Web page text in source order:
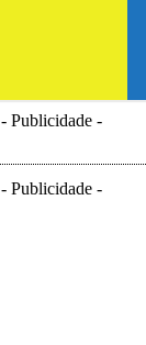
- Publicidade -
- Publicidade -